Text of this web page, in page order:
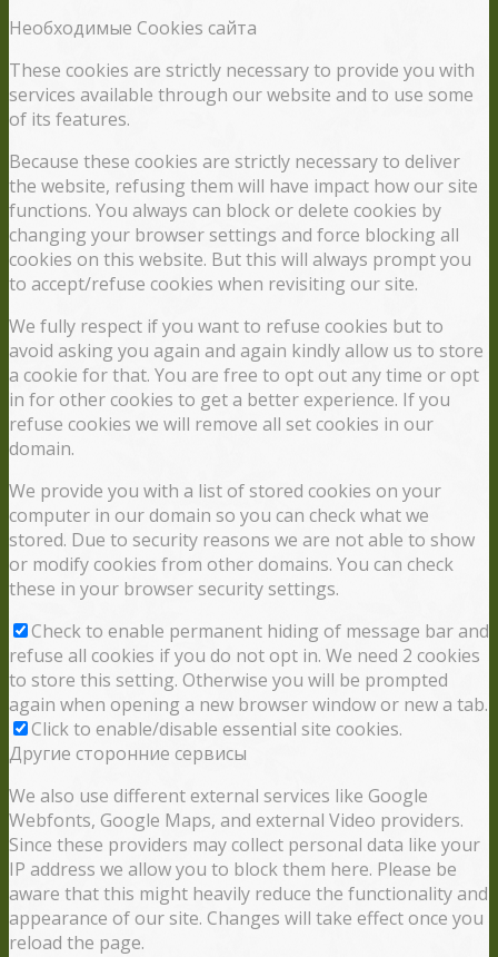
Необходимые Cookies сайта
These cookies are strictly necessary to provide you with
services available through our website and to use some
of its features.
Because these cookies are strictly necessary to deliver
the website, refusing them will have impact how our site
functions. You always can block or delete cookies by
changing your browser settings and force blocking all
cookies on this website. But this will always prompt you
to accept/refuse cookies when revisiting our site.
We fully respect if you want to refuse cookies but to
avoid asking you again and again kindly allow us to store
a cookie for that. You are free to opt out any time or opt
in for other cookies to get a better experience. If you
refuse cookies we will remove all set cookies in our
domain.
We provide you with a list of stored cookies on your
computer in our domain so you can check what we
stored. Due to security reasons we are not able to show
or modify cookies from other domains. You can check
these in your browser security settings.
Check to enable permanent hiding of message bar and
refuse all cookies if you do not opt in. We need 2 cookies
to store this setting. Otherwise you will be prompted
again when opening a new browser window or new a tab.
Click to enable/disable essential site cookies.
Другие сторонние сервисы
We also use different external services like Google
Webfonts, Google Maps, and external Video providers.
Since these providers may collect personal data like your
IP address we allow you to block them here. Please be
aware that this might heavily reduce the functionality and
appearance of our site. Changes will take effect once you
reload the page.